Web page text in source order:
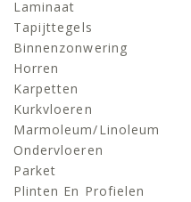
Laminaat
Tapijttegels
Binnenzonwering
Horren
Karpetten
Kurkvloeren
Marmoleum/linoleum
Ondervloeren
Parket
Plinten En Profielen